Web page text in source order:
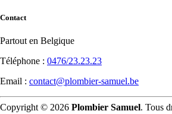
Contact
Partout en Belgique
Téléphone : 0476/23.23.23
Email : contact@plombier-samuel.be
Copyright © 2026 Plombier Samuel. Tous